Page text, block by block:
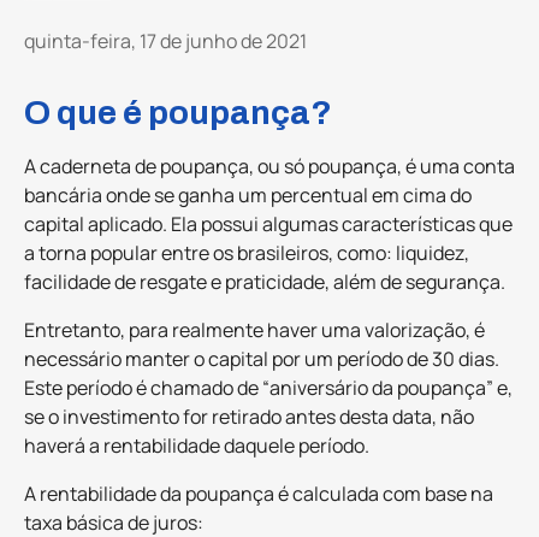
quinta-feira, 17 de junho de 2021
O que é poupança?
A caderneta de poupança, ou só poupança, é uma conta
bancária onde se ganha um percentual em cima do
capital aplicado. Ela possui algumas características que
a torna popular entre os brasileiros, como: liquidez,
facilidade de resgate e praticidade, além de segurança.
Entretanto, para realmente haver uma valorização, é
necessário manter o capital por um período de 30 dias.
Este período é chamado de “aniversário da poupança” e,
se o investimento for retirado antes desta data, não
haverá a rentabilidade daquele período.
A rentabilidade da poupança é calculada com base na
taxa básica de juros: